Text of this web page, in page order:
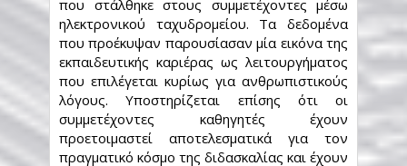
που στάλθηκε στους συμμετέχοντες μέσω
ηλεκτρονικού ταχυδρομείου. Τα δεδομένα
που προέκυψαν παρουσίασαν μία εικόνα της
εκπαιδευτικής καριέρας ως λειτουργήματος
που επιλέγεται κυρίως για ανθρωπιστικούς
λόγους. Υποστηρίζεται επίσης ότι οι
συμμετέχοντες καθηγητές έχουν
προετοιμαστεί αποτελεσματικά για τον
πραγματικό κόσμο της διδασκαλίας και έχουν